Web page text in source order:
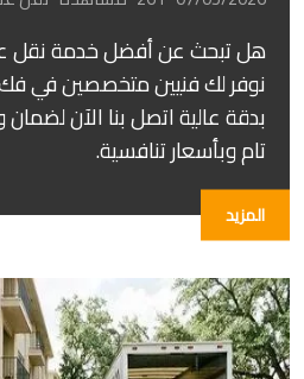
هل تبحث عن أفضل خدمة نقل
نوفر لك فنيين متخصصين في فك
بدقة عالية اتصل بنا الآن
تام وبأسعار تنافسية.
المزيد